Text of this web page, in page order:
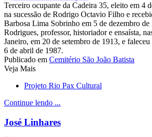
Terceiro ocupante da Cadeira 35, eleito em 4
na sucessão de Rodrigo Octavio Filho e
Barbosa Lima Sobrinho em 5 de dezembro
Rodrigues, professor, historiador e ensaísta,
Janeiro, em 20 de setembro de 1913, e
6 de abril de 1987.
Publicado em Cemitério São João Batista
Veja Mais
Projeto Rio Pax Cultural
Continue lendo ...
José Linhares